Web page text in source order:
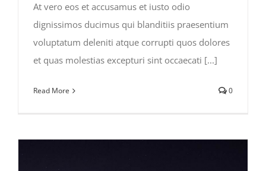
At vero eos et accusamus et iusto odio
dignissimos ducimus qui blanditiis praesentium
voluptatum deleniti atque corrupti quos dolores
et quas molestias excepturi sint occaecati [...]
Read More 0